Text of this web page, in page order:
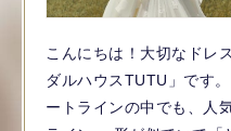
こんにちは！大切なドレ
ダルハウスTUTU」です
ートラインの中でも、人